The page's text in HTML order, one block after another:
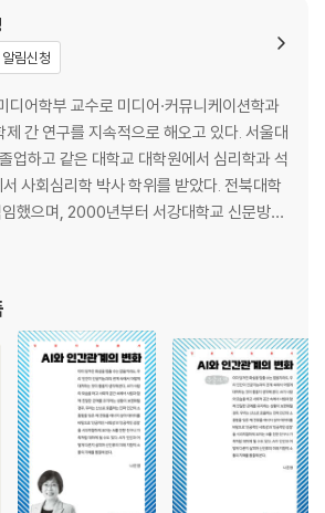
무엇인가
떤 모습일까
행복한가
게 다른가
한계
결될 수 없는가
인가, 선택인가
재앙인가
엿보이는 한국인의 가치관
고기에게 물과 같은 존재인가
야 사람이 되나
하는가
림신청
디어학부 교수로 미디어·커뮤니케이션학과
간 연구를 지속적으로 해오고 있다. 서울대
업하고 같은 대학교 대학원에서 심리학과 석
사회심리학 박사 학위를 받았다. 전북대학
했으며, 2000년부터 서강대학교 신문방송
다. 융합 학문적 저서 《미디어 심리학》으로
을 수상했으며 이 외에도 《인간 커뮤니
을 수상한 “미디어 공간 인식과 프